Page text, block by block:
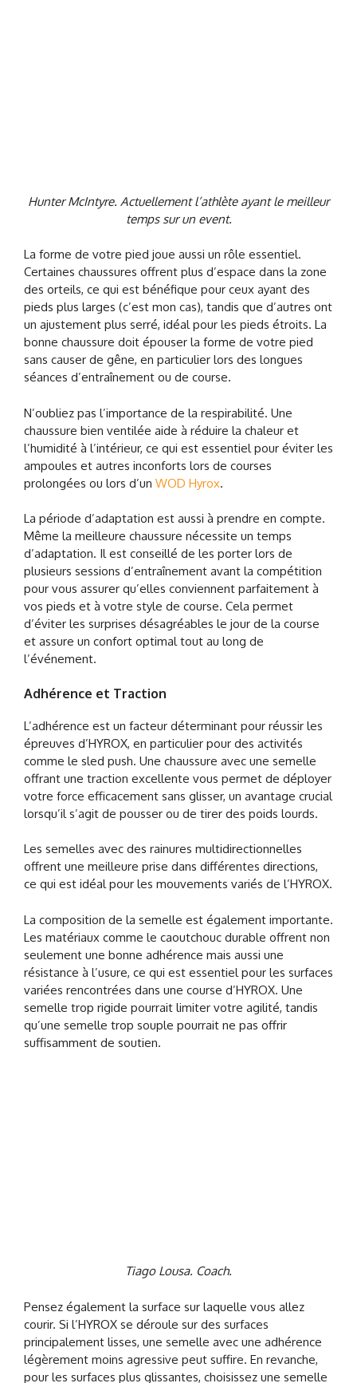
Hunter McIntyre. Actuellement l’athlète ayant le meilleur
temps sur un event.
La forme de votre pied joue aussi un rôle essentiel.
Certaines chaussures offrent plus d’espace dans la zone
des orteils, ce qui est bénéfique pour ceux ayant des
pieds plus larges (c’est mon cas), tandis que d’autres ont
un ajustement plus serré, idéal pour les pieds étroits. La
bonne chaussure doit épouser la forme de votre pied
sans causer de gêne, en particulier lors des longues
séances d’entraînement ou de course.
N’oubliez pas l’importance de la respirabilité. Une
chaussure bien ventilée aide à réduire la chaleur et
l’humidité à l’intérieur, ce qui est essentiel pour éviter les
ampoules et autres inconforts lors de courses
prolongées ou lors d’un WOD Hyrox.
La période d’adaptation est aussi à prendre en compte.
Même la meilleure chaussure nécessite un temps
d’adaptation. Il est conseillé de les porter lors de
plusieurs sessions d’entraînement avant la compétition
pour vous assurer qu’elles conviennent parfaitement à
vos pieds et à votre style de course. Cela permet
d’éviter les surprises désagréables le jour de la course
et assure un confort optimal tout au long de
l’événement.
Adhérence et Traction
L’adhérence est un facteur déterminant pour réussir les
épreuves d’HYROX, en particulier pour des activités
comme le sled push. Une chaussure avec une semelle
offrant une traction excellente vous permet de déployer
votre force efficacement sans glisser, un avantage crucial
lorsqu’il s’agit de pousser ou de tirer des poids lourds.
Les semelles avec des rainures multidirectionnelles
offrent une meilleure prise dans différentes directions,
ce qui est idéal pour les mouvements variés de l’HYROX.
La composition de la semelle est également importante.
Les matériaux comme le caoutchouc durable offrent non
seulement une bonne adhérence mais aussi une
résistance à l’usure, ce qui est essentiel pour les surfaces
variées rencontrées dans une course d’HYROX. Une
semelle trop rigide pourrait limiter votre agilité, tandis
qu’une semelle trop souple pourrait ne pas offrir
suffisamment de soutien.
Tiago Lousa. Coach.
Pensez également la surface sur laquelle vous allez
courir. Si l’HYROX se déroule sur des surfaces
principalement lisses, une semelle avec une adhérence
légèrement moins agressive peut suffire. En revanche,
pour les surfaces plus glissantes, choisissez une semelle